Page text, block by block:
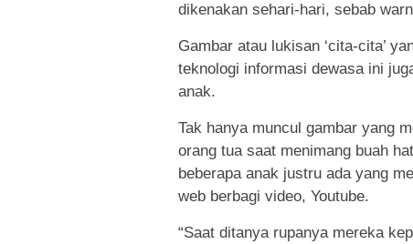
dikenakan sehari-hari, sebab
Gambar atau lukisan ‘cita-cita’
teknologi informasi dewasa ini
anak.
Tak hanya muncul gambar yang
orang tua saat menimang buah
beberapa anak justru ada yang
web berbagi video, Youtube.
“Saat ditanya rupanya mereka